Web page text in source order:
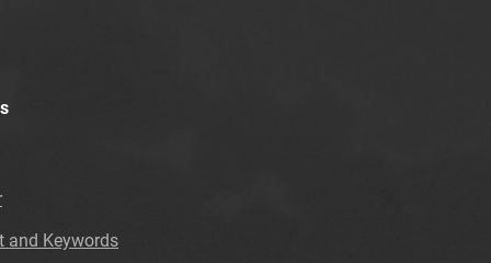
Azotowych im. Feliksa Dzierżyńskiego w
and Keywords